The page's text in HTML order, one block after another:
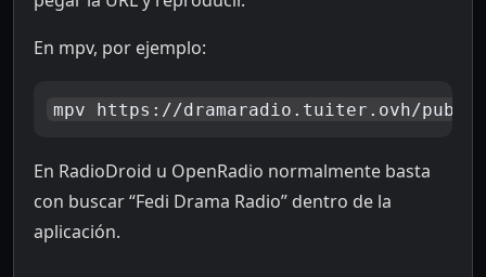
En mpv, por ejemplo:
mpv https://dramaradio.tuiter.ovh/
En RadioDroid u OpenRadio normalmente basta
con buscar “Fedi Drama Radio” dentro de la
aplicación.